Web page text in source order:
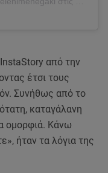
από την
έτσι τους
Συνήθως από το
καταγάλανη
ομορφιά. Κάνω
ήταν τα λόγια της